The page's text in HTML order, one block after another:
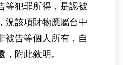
等犯罪所得，是認被
況該項財物應屬台中
被告等個人所有，自
附此敘明。